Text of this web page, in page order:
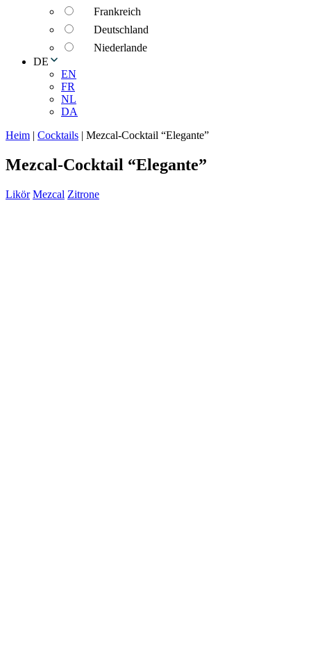
Frankreich
Deutschland
Niederlande
DE
EN
FR
NL
DA
Heim | Cocktails | Mezcal-Cocktail “Elegante”
Mezcal-Cocktail “Elegante”
Likör Mezcal Zitrone